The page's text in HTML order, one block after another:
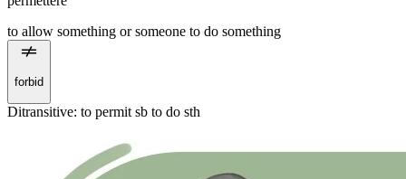
to allow something or someone to do something
forbid
Ditransitive: to permit sb to do sth